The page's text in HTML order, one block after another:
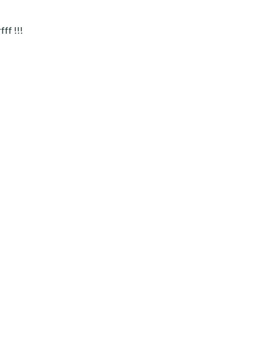
!!!